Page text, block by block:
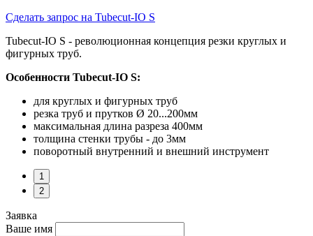
Сделать запрос на Tubecut-IO S
Tubecut-IO S - революционная концепция резки круглых и
фигурных труб.
Особенности Tubecut-IO S:
для круглых и фигурных труб
резка труб и прутков Ø 20...200мм
максимальная длина разреза 400мм
толщина стенки трубы - до 3мм
поворотный внутренний и внешний инструмент
1
2
Заявка
Ваше имя